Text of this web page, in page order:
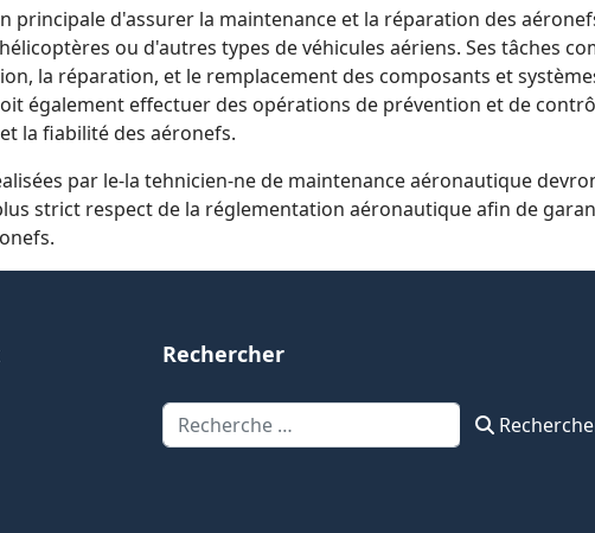
principale d'assurer la maintenance et la réparation des
ou d'autres types de véhicules aériens. Ses tâches
la réparation, et le remplacement des composants et
également effectuer des opérations de prévention et de
la fiabilité des aéronefs.
par le-la tehnicien-ne de maintenance aéronautique
strict respect de la réglementation aéronautique afin de
Rechercher
Rechercher